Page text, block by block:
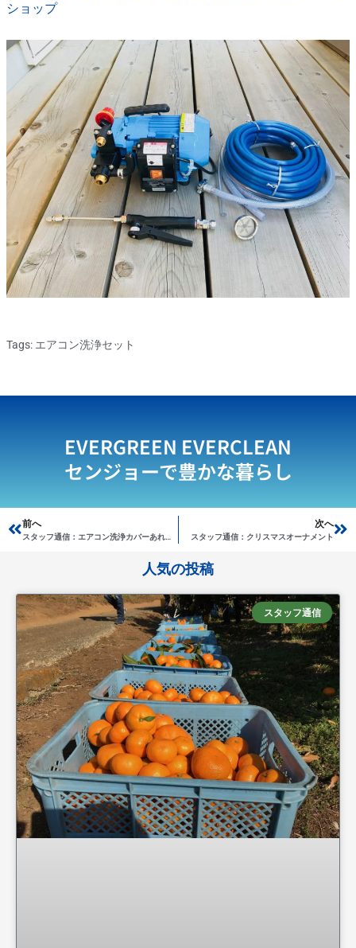
ショップ
Tags: エアコン洗浄セット
EVERGREEN EVERCLEAN
センジョーで豊かな暮らし
Prev
前へ
スタッフ通信：エアコン洗浄カバーあれこれ
次へ
スタッフ通信：クリスマスオーナメント
人気の投稿
スタッフ通信